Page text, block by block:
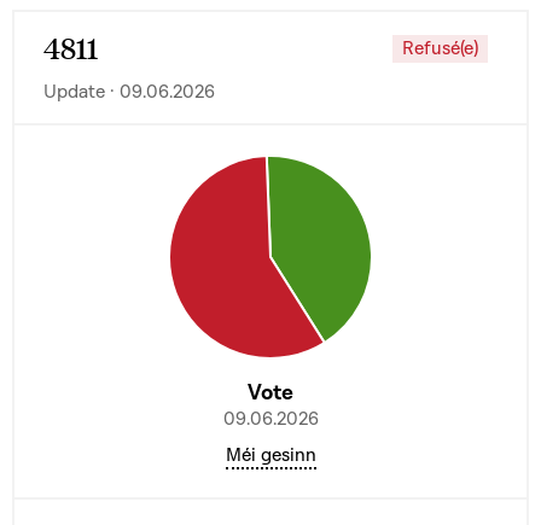
4811
Refusé(e)
Update · 09.06.2026
Vote
09.06.2026
Méi gesinn